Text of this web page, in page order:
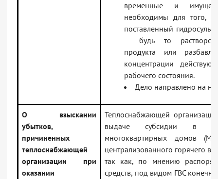
временные и
необходимы для того,
поставленный
— будь то
продукта или
концентрации
рабочего состояния.
Дело направлено на
О взыскании
убытков,
причиненных
теплоснабжающей
организации при
оказании
Теплоснабжающей
выдаче субсидии в
многоквартирных домов
централизованного горячего
так как, по мнению
средств, под видом ГВС